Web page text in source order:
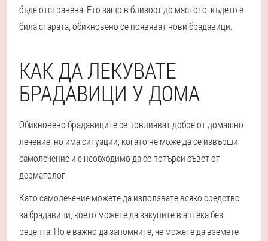
бъде отстранена. Ето защо в близост до мястото, където е
била старата, обикновено се появяват нови брадавици.
КАК ДА ЛЕКУВАТЕ
БРАДАВИЦИ У ДОМА
Обикновено брадавиците се повлияват добре от домашно
лечение, но има ситуации, когато не може да се извърши
самолечение и е необходимо да се потърси съвет от
дерматолог.
Като самолечение можете да използвате всяко средство
за брадавици, което можете да закупите в аптека без
рецепта. Но е важно да запомните, че можете да вземете